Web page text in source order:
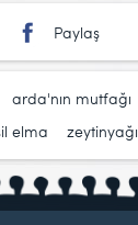
Paylaş
arda'nın mutfağı
elma zeytinyağı